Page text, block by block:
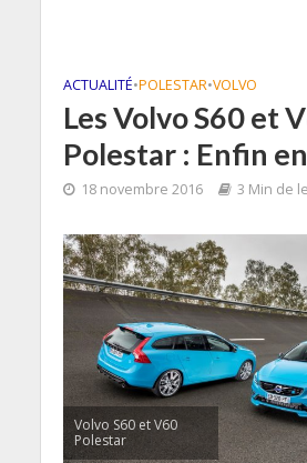
ACTUALITÉ•POLESTAR•VOLVO
Les Volvo S60 et
Polestar : Enfin
18 novembre 2016 3 Min de
Volvo S60 et V60
Polestar